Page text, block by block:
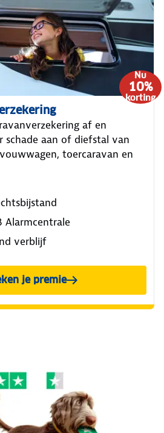
Nu
10%
korting
af en
schade aan of diefstal van
toercaravan en
Alarmcentrale
verblijf
je premie